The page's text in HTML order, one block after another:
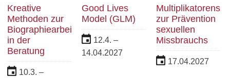
Kreative
Methoden zur
Biographiearbeit
in der
Beratung
10.3. –
Good Lives
Model (GLM)
12.4. –
14.04.2027
zur Prävention
sexuellen
Missbrauchs
17.04.2027